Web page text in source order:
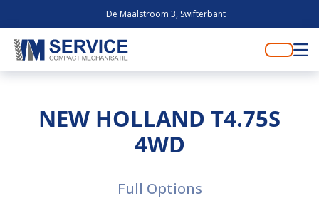
De Maalstroom 3, Swifterbant
NEW HOLLAND T4.75S
4WD
Full Options